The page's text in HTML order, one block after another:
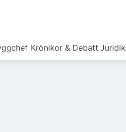
Krönikor & Debatt Juridik